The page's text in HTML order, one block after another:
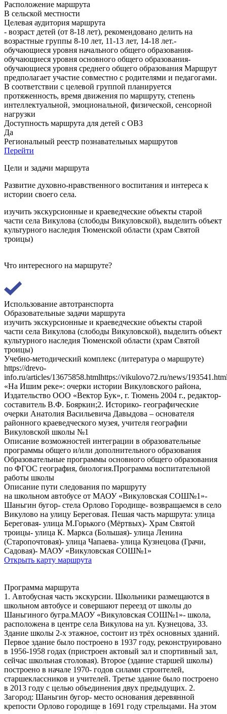
Расположение маршрута
В сельской местности
Целевая аудитория маршрута
- возраст детей (от 8-18 лет), рекомендовано делить на
возрастные группы 8-10 лет, 11-13 лет, 14-18 лет.-
обучающиеся уровня начального общего образования-
обучающиеся уровня основного общего образования-
обучающиеся уровня среднего общего образования Маршрут
предполагает участие совместно с родителями и педагогами.
В соответствии с целевой группой планируется
протяженность, время движения по маршруту, степень
интеллектуальной, эмоциональной, физической, сенсорной
нагрузки
Доступность маршрута для детей с ОВЗ
Да
Региональный реестр познавательных маршрутов
Перейти
Цели и задачи маршрута
Развитие духовно-нравственного воспитания и интереса к
истории своего села.
изучить экскурсионные и краеведческие объекты старой
части села Викулова (слободы Викуловской), выделить объект
культурного наследия Тюменской области (храм Святой
троицы)
Что интересного на маршруте?
Использование автотранспорта
Образовательные задачи маршрута
изучить экскурсионные и краеведческие объекты старой
части села Викулова (слободы Викуловской), выделить объект
культурного наследия Тюменской области (храм Святой
троицы)
Учебно-методический комплекс (литература о маршруте)
https://drevo-
info.ru/articles/13675858.htmlhttps://vikulovo72.ru/news/
«На Ишим реке»: очерки истории Викуловского района,
Издательство ООО «Вектор Бук», г. Тюмень 2004 г., редактор-
составитель В.Ф. Бояркин;2. Историко- географические
очерки Анатолия Васильевича Давыдова – основателя
районного краеведческого музея, учителя географии
Викуловской школы №1
Описание возможностей интеграции в образовательные
программы общего и/или дополнительного образования
Образовательные программы основного общего образования
по ФГОС география, биология.Программа воспитательной
работы школы
Описание пути следования по маршруту
на школьном автобусе от МАОУ «Викуловская СОШ№1»-
Шаньгин бугор- стела Орлово Городище- возвращаемся в село
Викулово на улицу Береговая. Пешая часть маршрута: улица
Береговая- улица М.Горького (Мёртвых)- Храм Святой
троицы- улица К. Маркса (Большая)- улица Ленина
(Старопочтовая)- улица Чапаева- улица Кузнецова (Грачи,
Садовая)- МАОУ «Викуловская СОШ№1»
Открыть карту маршрута
Программа маршрута
1. Автобусная часть экскурсии. Школьники размещаются в
школьном автобусе и совершают переезд от школы до
Шаньгиного бугра.МАОУ «Викуловская СОШ№1»- школа,
расположена в центре села Викулова на ул. Кузнецова, 33.
Здание школы 2-х этажное, состоит из трёх основных зданий.
Первое здание было построено в 1937 году, реконструировано
в 1956-1958 годах (пристроен актовый зал и спортивный зал,
сейчас школьная столовая). Второе (здание старшей школы)
построено в начале 1970- годов силами строителей,
старшеклассников и учителей. Третье здание было построено
в 2013 году с целью объединения двух предыдущих. 2.
Загород: Шаньгин бугор- место основания деревянной
крепости Орлово городище в 1691 году стрельцами. На этом